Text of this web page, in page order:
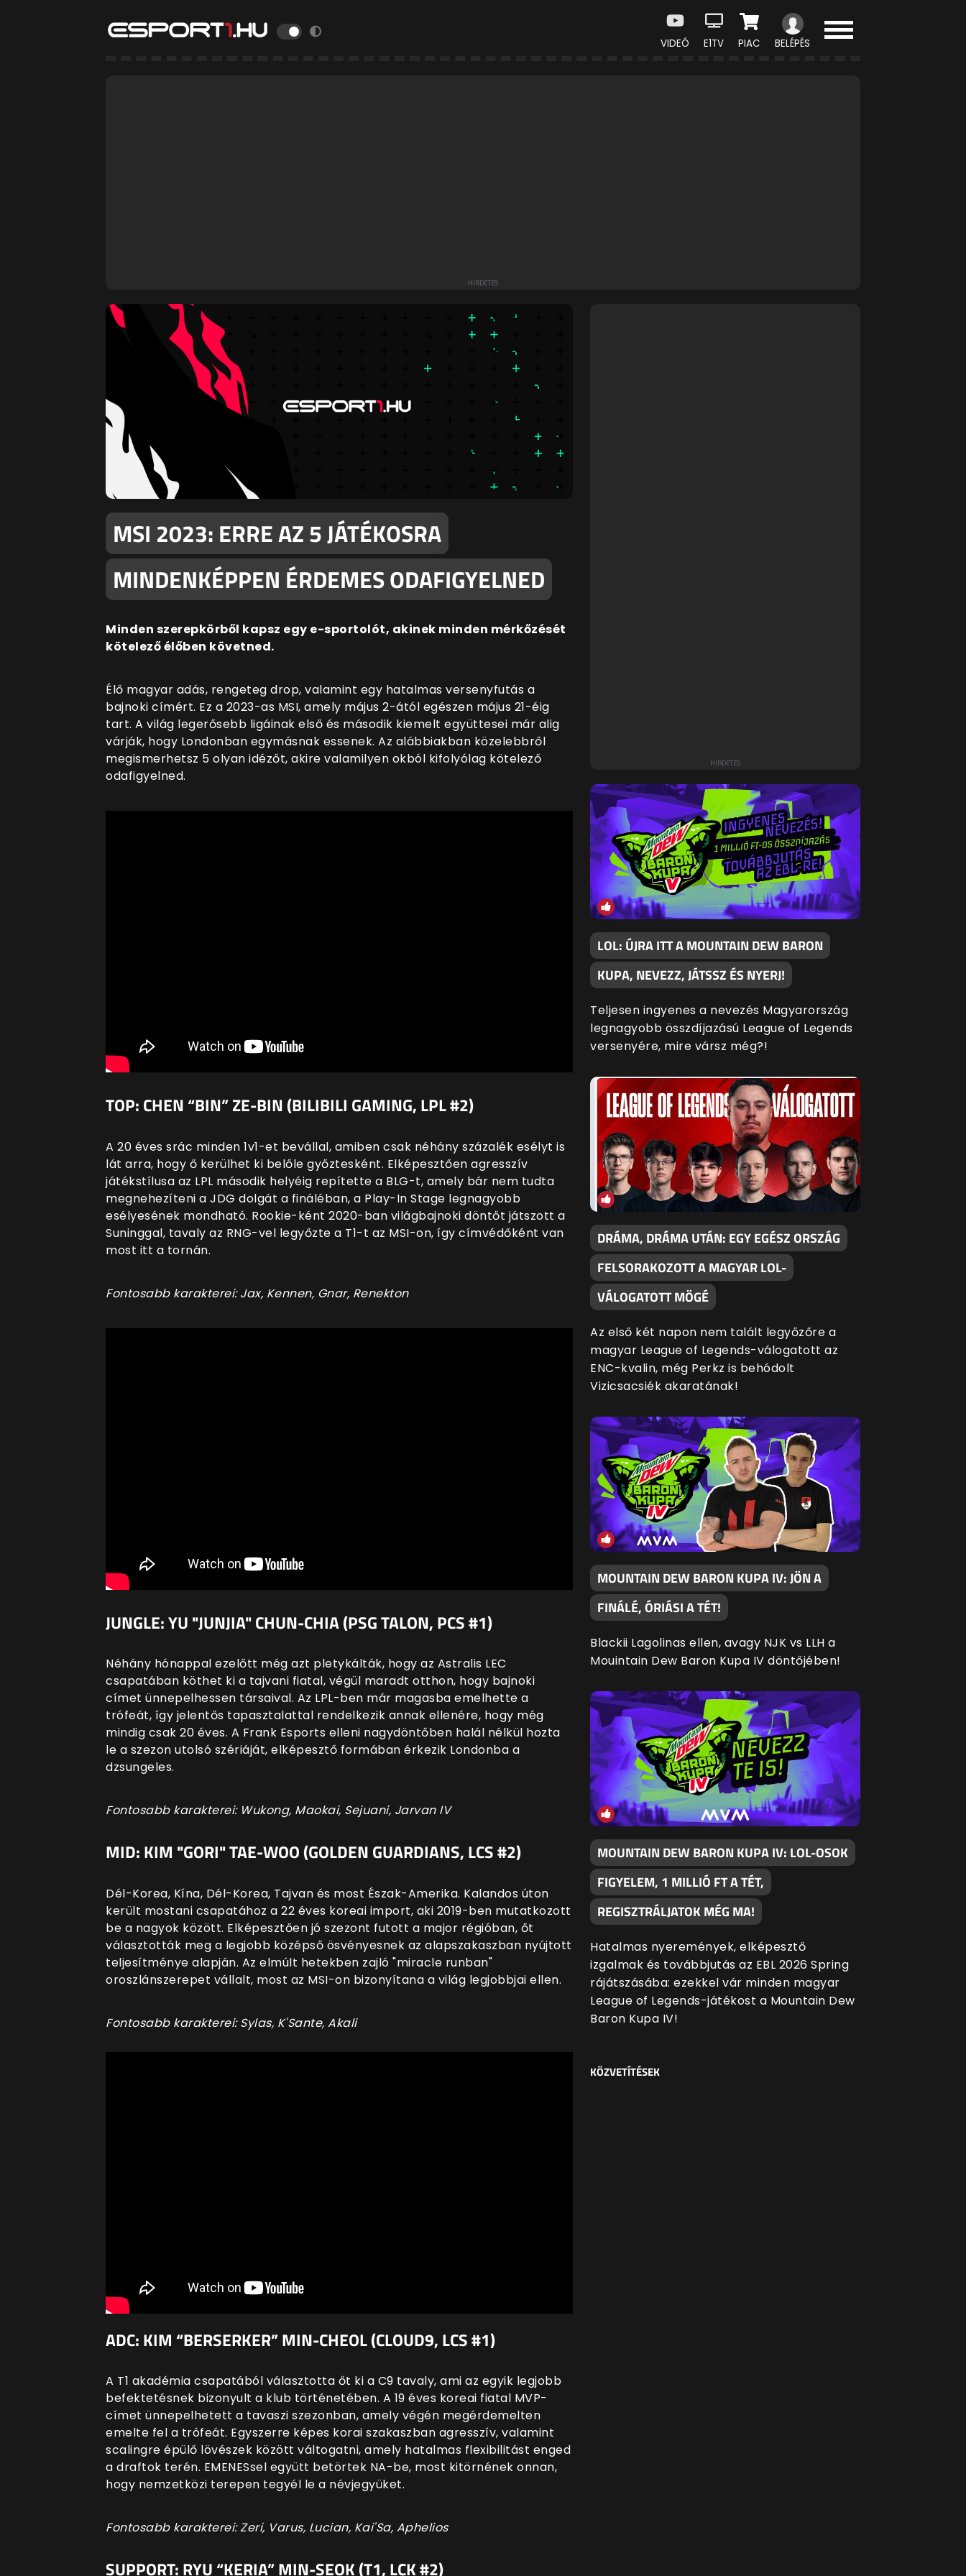
VIDEÓ E1TV PIAC BELÉPÉS
MSI 2023: ERRE AZ 5 JÁTÉKOSRA
MINDENKÉPPEN ÉRDEMES ODAFIGYELNED
Minden szerepkörből kapsz egy e-sportolót, akinek minden mérkőzését
kötelező élőben követned.
Élő magyar adás, rengeteg drop, valamint egy hatalmas versenyfutás a
bajnoki címért. Ez a 2023-as MSI, amely május 2-ától egészen május 21-éig
tart. A világ legerősebb ligáinak első és második kiemelt együttesei már alig
várják, hogy Londonban egymásnak essenek. Az alábbiakban közelebbről
megismerhetsz 5 olyan idézőt, akire valamilyen okból kifolyólag kötelező
odafigyelned.
TOP: CHEN “BIN” ZE-BIN (BILIBILI GAMING, LPL #2)
A 20 éves srác minden 1v1-et bevállal, amiben csak néhány százalék esélyt is
lát arra, hogy ő kerülhet ki belőle győztesként. Elképesztően agresszív
játékstílusa az LPL második helyéig repítette a BLG-t, amely bár nem tudta
megnehezíteni a JDG dolgát a fináléban, a Play-In Stage legnagyobb
esélyesének mondható. Rookie-ként 2020-ban világbajnoki döntőt játszott a
Suninggal, tavaly az RNG-vel legyőzte a T1-t az MSI-on, így címvédőként van
most itt a tornán.
Fontosabb karakterei: Jax, Kennen, Gnar, Renekton
JUNGLE: YU "JUNJIA" CHUN-CHIA (PSG TALON, PCS #1)
Néhány hónappal ezelőtt még azt pletykálták, hogy az Astralis LEC
csapatában köthet ki a tajvani fiatal, végül maradt otthon, hogy bajnoki
címet ünnepelhessen társaival. Az LPL-ben már magasba emelhette a
trófeát, így jelentős tapasztalattal rendelkezik annak ellenére, hogy még
mindig csak 20 éves. A Frank Esports elleni nagydöntőben halál nélkül hozta
le a szezon utolsó szériáját, elképesztő formában érkezik Londonba a
dzsungeles.
Fontosabb karakterei: Wukong, Maokai, Sejuani, Jarvan IV
MID: KIM "GORI" TAE-WOO (GOLDEN GUARDIANS, LCS #2)
Dél-Korea, Kína, Dél-Korea, Tajvan és most Észak-Amerika. Kalandos úton
került mostani csapatához a 22 éves koreai import, aki 2019-ben mutatkozott
be a nagyok között. Elképesztően jó szezont futott a major régióban, őt
választották meg a legjobb középső ösvényesnek az alapszakaszban nyújtott
teljesítménye alapján. Az elmúlt hetekben zajló "miracle runban"
oroszlánszerepet vállalt, most az MSI-on bizonyítana a világ legjobbjai ellen.
Fontosabb karakterei: Sylas, K'Sante, Akali
ADC: KIM “BERSERKER” MIN-CHEOL (CLOUD9, LCS #1)
A T1 akadémia csapatából választotta őt ki a C9 tavaly, ami az egyik legjobb
befektetésnek bizonyult a klub történetében. A 19 éves koreai fiatal MVP-
címet ünnepelhetett a tavaszi szezonban, amely végén megérdemelten
emelte fel a trófeát. Egyszerre képes korai szakaszban agresszív, valamint
scalingre épülő lövészek között váltogatni, amely hatalmas flexibilitást enged
a draftok terén. EMENESsel együtt betörtek NA-be, most kitörnének onnan,
hogy nemzetközi terepen tegyél le a névjegyüket.
Fontosabb karakterei: Zeri, Varus, Lucian, Kai'Sa, Aphelios
SUPPORT: RYU “KERIA” MIN-SEOK (T1, LCK #2)
LOL: ÚJRA ITT A MOUNTAIN DEW BARON
KUPA, NEVEZZ, JÁTSSZ ÉS NYERJ!
Teljesen ingyenes a nevezés Magyarország
legnagyobb összdíjazású League of Legends
versenyére, mire vársz még?!
DRÁMA, DRÁMA UTÁN: EGY EGÉSZ ORSZÁG
FELSORAKOZOTT A MAGYAR LOL-
VÁLOGATOTT MÖGÉ
Az első két napon nem talált legyőzőre a
magyar League of Legends-válogatott az
ENC-kvalin, még Perkz is behódolt
Vizicsacsiék akaratának!
MOUNTAIN DEW BARON KUPA IV: JÖN A
FINÁLÉ, ÓRIÁSI A TÉT!
Blackii Lagolinas ellen, avagy NJK vs LLH a
Mouintain Dew Baron Kupa IV döntőjében!
MOUNTAIN DEW BARON KUPA IV: LOL-OSOK
FIGYELEM, 1 MILLIÓ FT A TÉT,
REGISZTRÁLJATOK MÉG MA!
Hatalmas nyeremények, elképesztő
izgalmak és továbbjutás az EBL 2026 Spring
rájátszásába: ezekkel vár minden magyar
League of Legends-játékost a Mountain Dew
Baron Kupa IV!
KÖZVETÍTÉSEK